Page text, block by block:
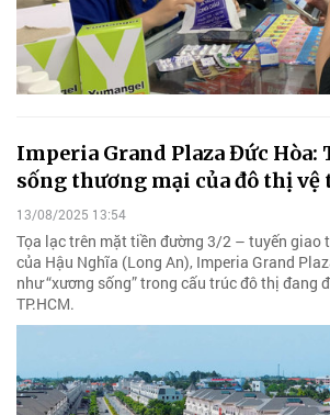
Imperia Grand Plaza Đức Hòa:
sống thương mại của đô thị
13/08/2025 13:54
Tọa lạc trên mặt tiền đường 3/2 – tuyến giao
của Hậu Nghĩa (Long An), Imperia Grand
như “xương sống” trong cấu trúc đô thị đang
TP.HCM.